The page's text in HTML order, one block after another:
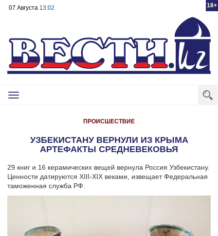
18+
07 Августа 13:02
Toggle
ПРОИСШЕСТВИЕ
УЗБЕКИСТАНУ ВЕРНУЛИ ИЗ КРЫМА
АРТЕФАКТЫ СРЕДНЕВЕКОВЬЯ
29 книг и 16 керамических вещей вернула Россия Узбекистану.
Ценности датируются XIII-XIX веками, извещает Федеральная
таможенная служба РФ.